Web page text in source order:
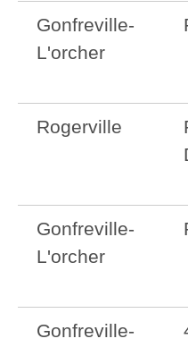
Gonfreville-
L'orcher
Rogerville
Gonfreville-
L'orcher
Gonfreville-